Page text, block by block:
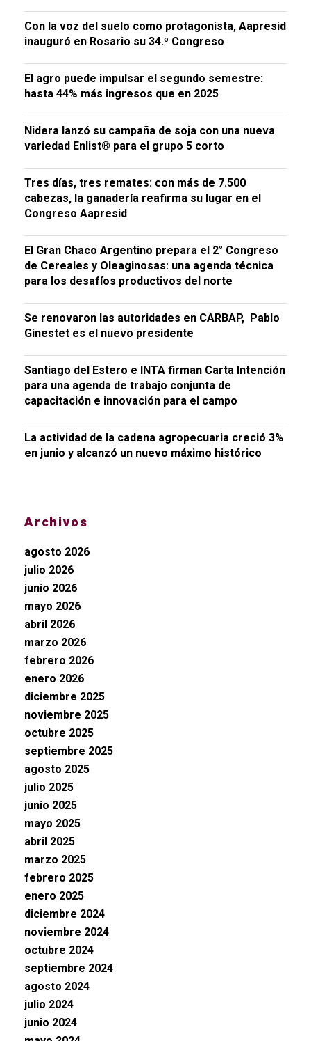
Con la voz del suelo como protagonista, Aapresid
inauguró en Rosario su 34.º Congreso
El agro puede impulsar el segundo semestre:
hasta 44% más ingresos que en 2025
Nidera lanzó su campaña de soja con una nueva
variedad Enlist® para el grupo 5 corto
Tres días, tres remates: con más de 7.500
cabezas, la ganadería reafirma su lugar en el
Congreso Aapresid
El Gran Chaco Argentino prepara el 2° Congreso
de Cereales y Oleaginosas: una agenda técnica
para los desafíos productivos del norte
Se renovaron las autoridades en CARBAP, Pablo
Ginestet es el nuevo presidente
Santiago del Estero e INTA firman Carta Intención
para una agenda de trabajo conjunta de
capacitación e innovación para el campo
La actividad de la cadena agropecuaria creció 3%
en junio y alcanzó un nuevo máximo histórico
Archivos
agosto 2026
julio 2026
junio 2026
mayo 2026
abril 2026
marzo 2026
febrero 2026
enero 2026
diciembre 2025
noviembre 2025
octubre 2025
septiembre 2025
agosto 2025
julio 2025
junio 2025
mayo 2025
abril 2025
marzo 2025
febrero 2025
enero 2025
diciembre 2024
noviembre 2024
octubre 2024
septiembre 2024
agosto 2024
julio 2024
junio 2024